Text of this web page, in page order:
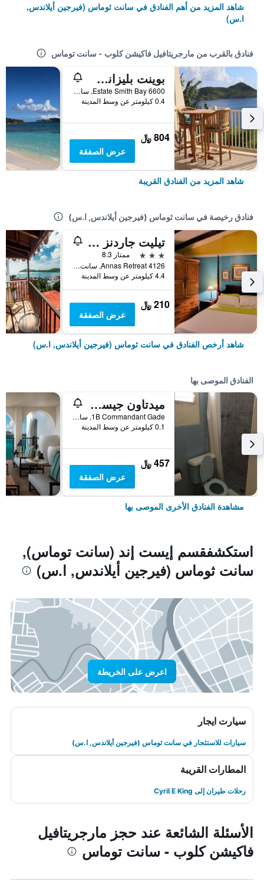
شاهد المزيد من أهم الفنادق في سانت ثوماس (فيرجين أيلاندس,
ا.س)
فنادق بالقرب من مارجريتافيل فاكيشن كلوب - سانت توماس
بوينت بليزانت ريزورت
6600 Estate Smith Bay, سانت ثوماس (فيرجين أيلاندس, ا.س), جزر العذراء الأمريكية
0.4 كيلومتر عن وسط المدينة
804 ﷼
عرض الصفقة
شاهد المزيد من الفنادق القريبة
فنادق رخيصة في سانت ثوماس (فيرجين أيلاندس, ا.س)
تيليت جاردنز جيست هاوس
3 نجوم
ممتاز 8.3
4126 Annas Retreat, سانت ثوماس (فيرجين أيلاندس, ا.س), جزر العذراء الأمريكية
4.4 كيلومتر عن وسط المدينة
210 ﷼
عرض الصفقة
شاهد أرخص الفنادق في سانت ثوماس (فيرجين أيلاندس, ا.س)
الفنادق الموصى بها
ميدتاون جيست هاوس
1B Commandant Gade, سانت ثوماس (فيرجين أيلاندس, ا.س), جزر العذراء الأمريكية
0.1 كيلومتر عن وسط المدينة
457 ﷼
عرض الصفقة
مشاهدة الفنادق الأخرى الموصى بها
استكشفقسم إيست إند (سانت توماس),
سانت ثوماس (فيرجين أيلاندس, ا.س)
اعرض على الخريطة
سيارت ايجار
سيارات للاستئجار في سانت ثوماس (فيرجين أيلاندس, ا.س)
المطارات القريبة
رحلات طيران إلى Cyril E King
الأسئلة الشائعة عند حجز مارجريتافيل
فاكيشن كلوب - سانت توماس